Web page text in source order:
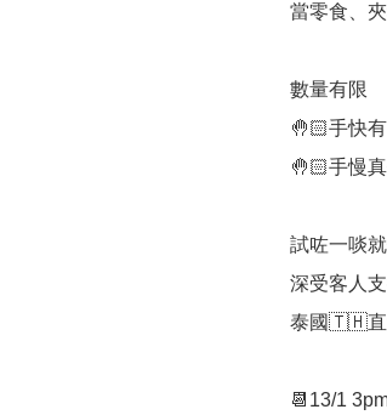
當零食、
數量有限
🤚🏻手快有
🤚🏻手慢
試咗一啖
深受客人
泰國🇹🇭
📆13/1